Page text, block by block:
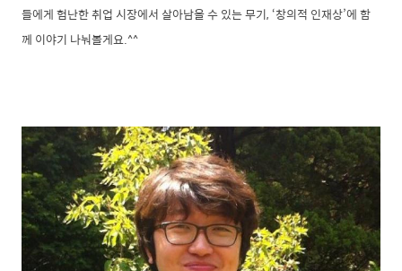
들에게 험난한 취업 시장에서 살아남을 수 있는 무기, ‘창의적 인재상’에 함
께 이야기 나눠볼게요.^^